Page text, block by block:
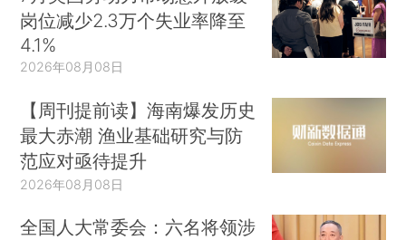
岗位减少2.3万个失业率降至
4.1%
2026年08月08日
【周刊提前读】海南爆发历史
最大赤潮 渔业基础研究与防
范应对亟待提升
2026年08月08日
全国人大常委会：六名将领涉